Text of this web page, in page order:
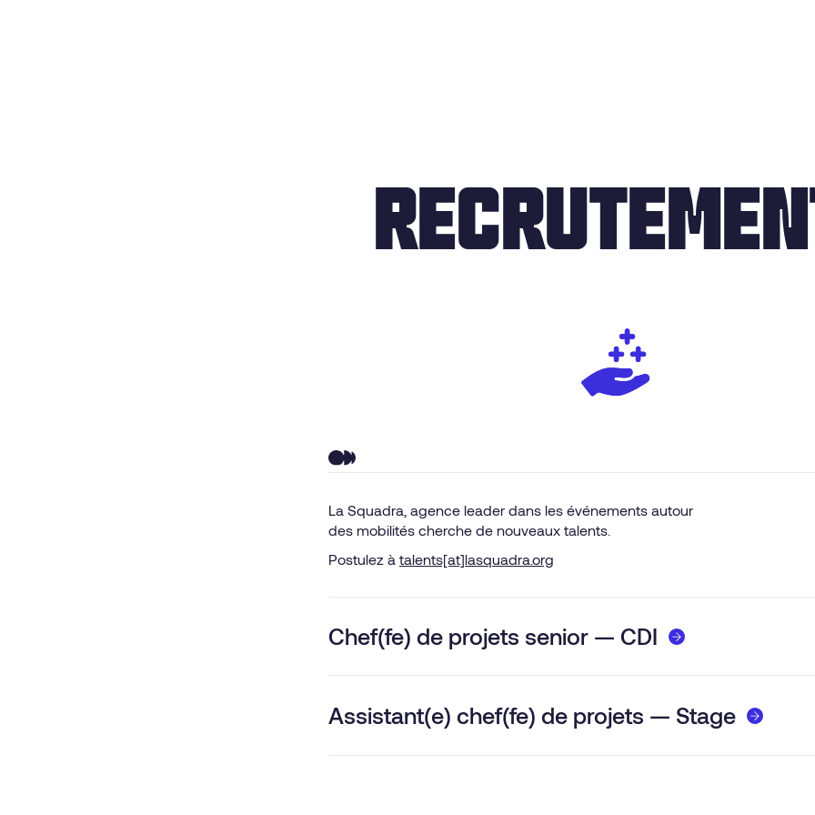
La Squadra, agence leader dans les événements autour
des mobilités cherche de nouveaux talents.
Postulez à talents[at]lasquadra.org
Chef(fe) de projets senior — CDI
Assistant(e) chef(fe) de projets — Stage